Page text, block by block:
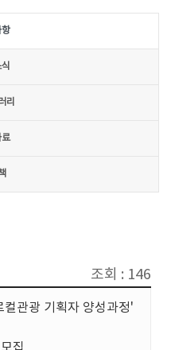
항
리
료
조회 : 146
관광 기획자 양성과정'